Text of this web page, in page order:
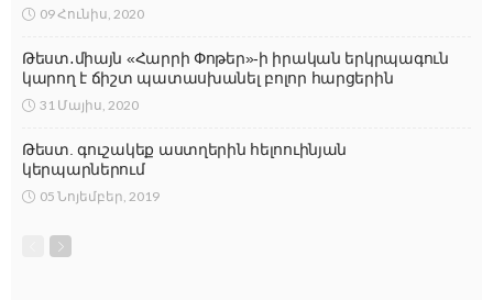
09 Հունիս, 2020
Թեստ․միայն «Հարրի Փոթեր»-ի իրական երկրպագուն
կարող է ճիշտ պատասխանել բոլոր հարցերին
31 Մայիս, 2020
Թեստ. գուշակեք աստղերին հելոուինյան
կերպարներում
05 Նոյեմբեր, 2019